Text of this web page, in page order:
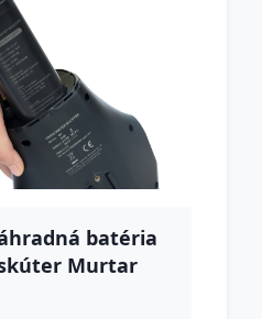
batéria
Murtar